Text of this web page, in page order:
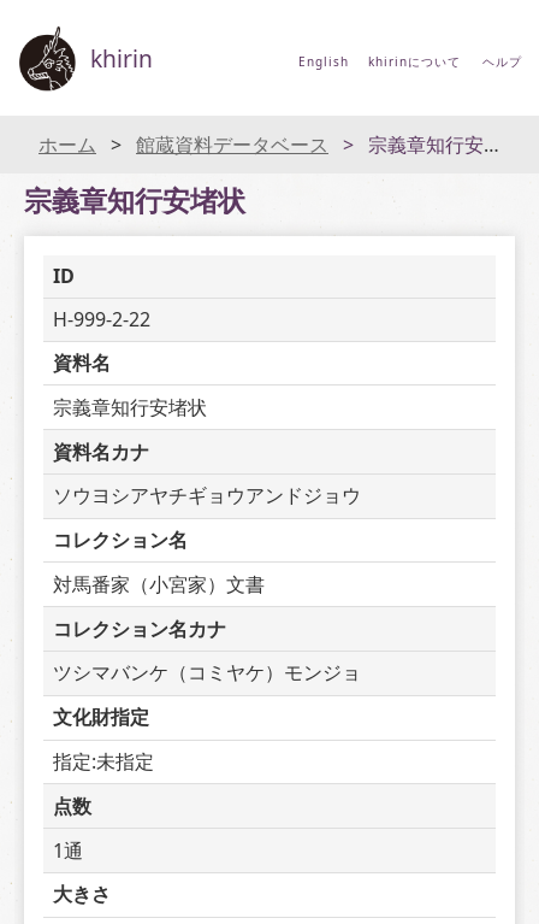
khirin English khirinについて ヘルプ
ホーム 館蔵資料データベース 宗義章知行安堵状
宗義章知行安堵状
ID
H-999-2-22
資料名
宗義章知行安堵状
資料名カナ
ソウヨシアヤチギョウアンドジョウ
コレクション名
対馬番家（小宮家）文書
コレクション名カナ
ツシマバンケ（コミヤケ）モンジョ
文化財指定
指定:未指定
点数
1通
大きさ